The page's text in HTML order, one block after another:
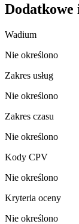
Wadium
Nie określono
Zakres usług
Nie określono
Zakres czasu
Nie określono
Kody CPV
Nie określono
Kryteria oceny
Nie określono